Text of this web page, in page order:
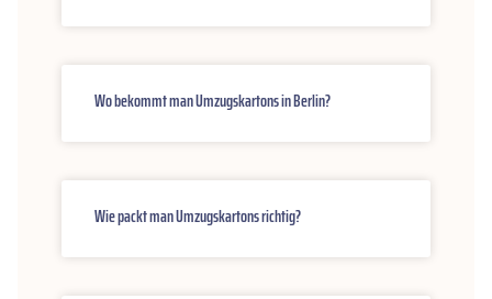
Wo bekommt man Umzugskartons in Berlin?
Wie packt man Umzugskartons richtig?